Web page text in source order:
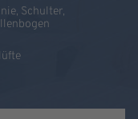
Schulter,